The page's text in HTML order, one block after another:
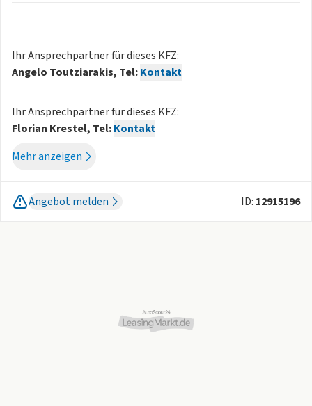
Ihr Ansprechpartner für dieses KFZ:
Angelo Toutziarakis, Tel:Kontakt
Ihr Ansprechpartner für dieses KFZ:
Florian Krestel, Tel:Kontakt
- Regensensor
- hochwertiges Soundsystem
Mehr anzeigen
Angebot melden ID: 12915196